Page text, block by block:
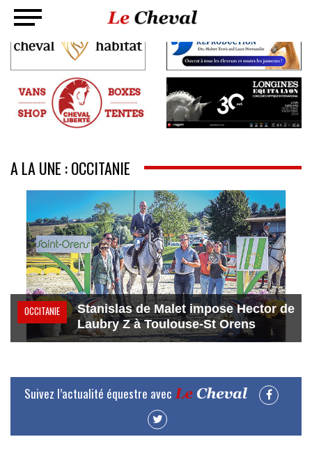
A LA UNE : OCCITANIE
OCCITANIE
Stanislas de Malet impose Hector de
Laubry Z à Toulouse-St Orens
Suivez l’actualité équestre avec